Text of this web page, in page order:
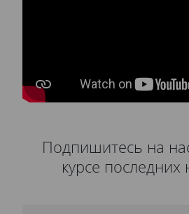
Подпишитесь на
курсе последних